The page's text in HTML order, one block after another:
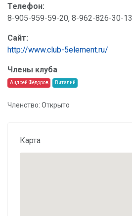
Телефон:
8-905-959-59-20, 8-962-826-30-13
Сайт:
http://www.club-5element.ru/
Члены клуба
Андрей Фёдоров Виталий
Членство: Открыто
Карта